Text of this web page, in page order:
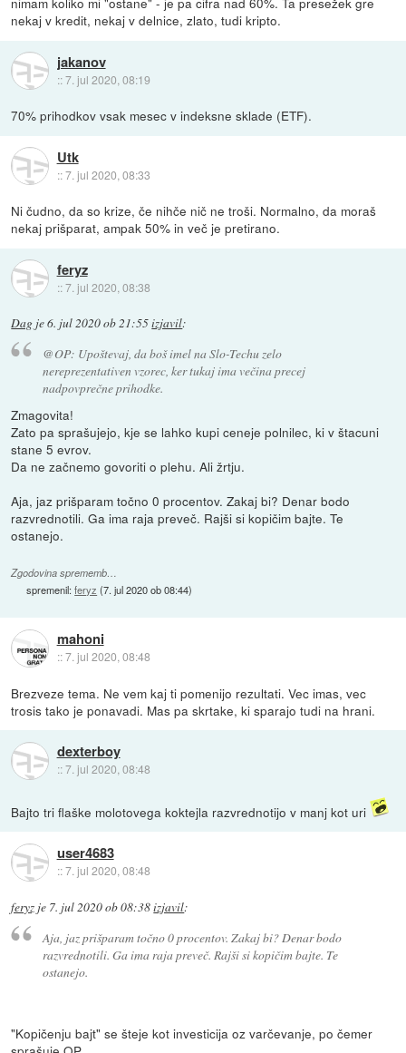
nekaj v kredit, nekaj v delnice, zlato, tudi kripto.
jakanov
::7. jul 2020, 08:19
70% prihodkov vsak mesec v indeksne sklade (ETF).
Utk
::7. jul 2020, 08:33
Ni čudno, da so krize, če nihče nič ne troši. Normalno, da moraš
nekaj prišparat, ampak 50% in več je pretirano.
feryz
::7. jul 2020, 08:38
Dag je6. jul 2020 ob 21:55izjavil:
@OP: Upoštevaj, da boš imel na Slo-Techu zelo
nereprezentativen vzorec, ker tukaj ima večina precej
nadpovprečne prihodke.
Zmagovita!
Zato pa sprašujejo, kje se lahko kupi ceneje polnilec, ki v štacuni
stane 5 evrov.
Da ne začnemo govoriti o plehu. Ali žrtju.
Aja, jaz prišparam točno 0 procentov. Zakaj bi? Denar bodo
razvrednotili. Ga ima raja preveč. Rajši si kopičim bajte. Te
ostanejo.
Zgodovina sprememb…
spremenil:feryz (7. jul 2020 ob 08:44)
mahoni
::7. jul 2020, 08:48
Brezveze tema. Ne vem kaj ti pomenijo rezultati. Vec imas, vec
trosis tako je ponavadi. Mas pa skrtake, ki sparajo tudi na hrani.
dexterboy
::7. jul 2020, 08:48
Bajto tri flaške molotovega koktejla razvrednotijo v manj kot uri
user4683
::7. jul 2020, 08:48
feryz je 7. jul 2020 ob 08:38izjavil:
Aja, jaz prišparam točno 0 procentov. Zakaj bi? Denar bodo
razvrednotili. Ga ima raja preveč. Rajši si kopičim bajte. Te
ostanejo.
"Kopičenju bajt" se šteje kot investicija oz varčevanje, po čemer